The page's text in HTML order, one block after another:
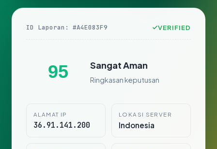
ID Laporan: #A4E083F9 VERIFIED
95 Sangat Aman
Ringkasan keputusan
ALAMAT IP
36.91.141.200
LOKASI SERVER
Indonesia